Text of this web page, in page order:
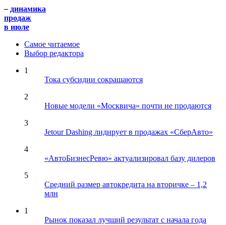
– динамика
продаж
в июле
Самое читаемое
Выбор редактора
1
Тока субсидии сокращаются
2
Новые модели «Москвича» почти не продаются
3
Jetour Dashing лидирует в продажах «СберАвто»
4
«АвтоБизнесРевю» актуализировал базу дилеров
5
Средний размер автокредита на вторичке – 1,2
млн
1
Рынок показал лучший результат с начала года